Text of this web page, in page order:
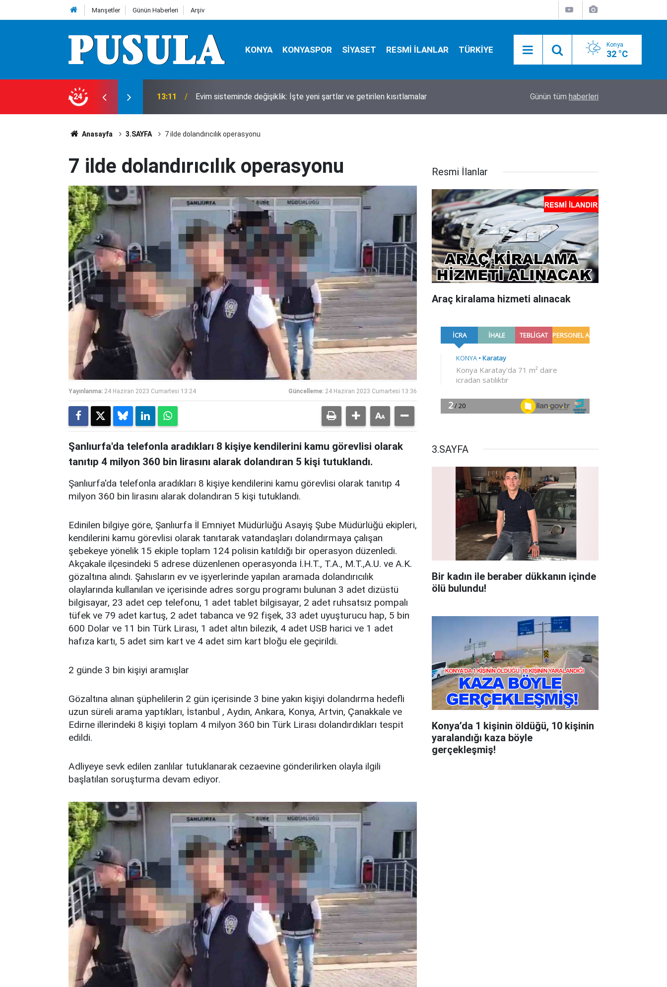
Manşetler Günün Haberleri Arşiv
KONYA KONYASPOR SİYASET RESMİ İLANLAR TÜRKİYE Konya
32 °C
24 13:11 Evim sisteminde değişiklik: İşte yeni şartlar ve getirilen kısıtlamalar Konya Kara Kartallar TFF Gelişim Ligleri'nde
Günün tüm haberleri
Anasayfa 3.SAYFA 7 ilde dolandırıcılık operasyonu
7 ilde dolandırıcılık operasyonu
Yayınlanma: 24 Haziran 2023 Cumartesi 13:24 Güncelleme: 24 Haziran 2023 Cumartesi 13:36
Şanlıurfa'da telefonla aradıkları 8 kişiye kendilerini kamu görevlisi olarak
tanıtıp 4 milyon 360 bin lirasını alarak dolandıran 5 kişi tutuklandı.
Şanlıurfa'da telefonla aradıkları 8 kişiye kendilerini kamu görevlisi olarak tanıtıp 4
milyon 360 bin lirasını alarak dolandıran 5 kişi tutuklandı.
Edinilen bilgiye göre, Şanlıurfa İl Emniyet Müdürlüğü Asayiş Şube Müdürlüğü ekipleri,
kendilerini kamu görevlisi olarak tanıtarak vatandaşları dolandırmaya çalışan
şebekeye yönelik 15 ekiple toplam 124 polisin katıldığı bir operasyon düzenledi.
Akçakale ilçesindeki 5 adrese düzenlenen operasyonda İ.H.T., T.A., M.T.,A.U. ve A.K.
gözaltına alındı. Şahısların ev ve işyerlerinde yapılan aramada dolandırıcılık
olaylarında kullanılan ve içerisinde adres sorgu programı bulunan 3 adet dizüstü
bilgisayar, 23 adet cep telefonu, 1 adet tablet bilgisayar, 2 adet ruhsatsız pompalı
tüfek ve 79 adet kartuş, 2 adet tabanca ve 92 fişek, 33 adet uyuşturucu hap, 5 bin
600 Dolar ve 11 bin Türk Lirası, 1 adet altın bilezik, 4 adet USB harici ve 1 adet
hafıza kartı, 5 adet sim kart ve 4 adet sim kart bloğu ele geçirildi.
2 günde 3 bin kişiyi aramışlar
Gözaltına alınan şüphelilerin 2 gün içerisinde 3 bine yakın kişiyi dolandırma hedefli
uzun süreli arama yaptıkları, İstanbul , Aydın, Ankara, Konya, Artvin, Çanakkale ve
Edirne illerindeki 8 kişiyi toplam 4 milyon 360 bin Türk Lirası dolandırdıkları tespit
edildi.
Adliyeye sevk edilen zanlılar tutuklanarak cezaevine gönderilirken olayla ilgili
başlatılan soruşturma devam ediyor.
Resmi İlanlar
Araç kiralama hizmeti alınacak
3.SAYFA
Bir kadın ile beraber dükkanın içinde
ölü bulundu!
Konya’da 1 kişinin öldüğü, 10 kişinin
yaralandığı kaza böyle
gerçekleşmiş!